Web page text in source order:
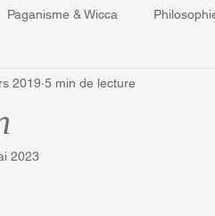
Paganisme & Wicca
Restons critique (chroniques
2019 5 min de lecture
2023